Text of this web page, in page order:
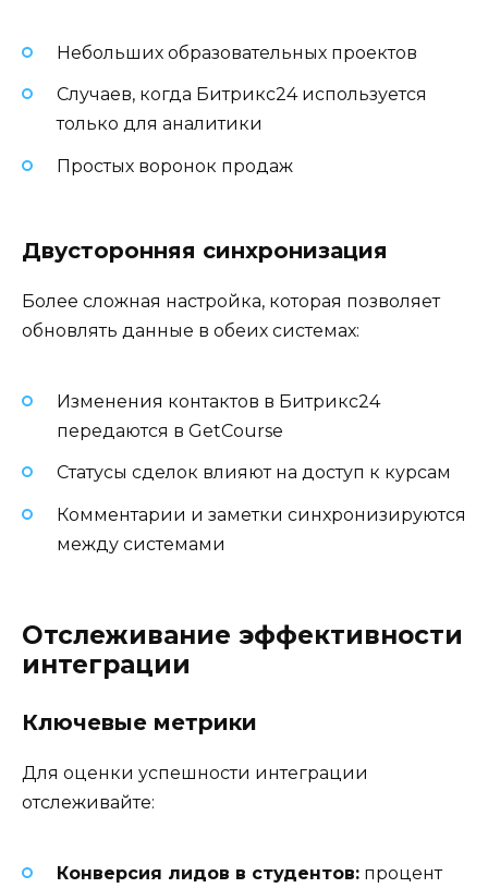
Небольших образовательных проектов
Случаев, когда Битрикс24 используется
только для аналитики
Простых воронок продаж
Двусторонняя синхронизация
Более сложная настройка, которая позволяет
обновлять данные в обеих системах:
Изменения контактов в Битрикс24
передаются в GetCourse
Статусы сделок влияют на доступ к курсам
Комментарии и заметки синхронизируются
между системами
Отслеживание эффективности
интеграции
Ключевые метрики
Для оценки успешности интеграции
отслеживайте:
Конверсия лидов в студентов: процент